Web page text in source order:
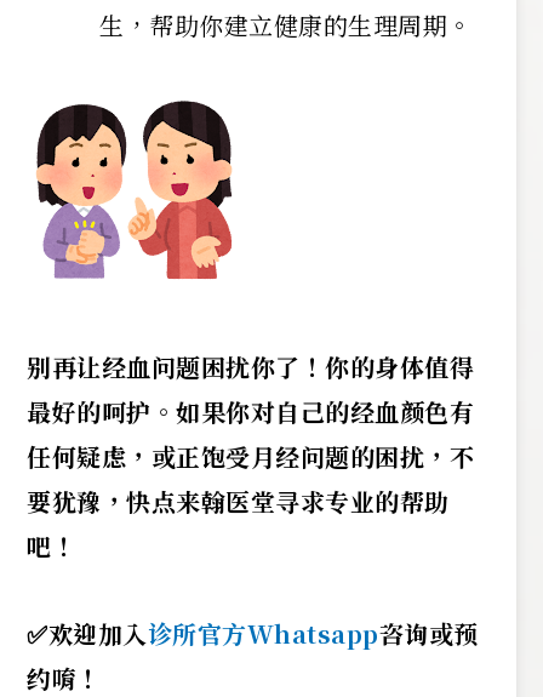
生，帮助你建立健康的生理周期。
别再让经血问题困扰你了！你的身体值得
最好的呵护。如果你对自己的经血颜色有
任何疑虑，或正饱受月经问题的困扰，不
要犹豫，快点来翰医堂寻求专业的帮助
吧！
✅欢迎加入诊所官方Whatsapp咨询或预
约唷！